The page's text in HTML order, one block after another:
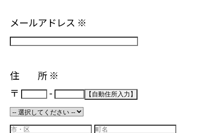
メールアドレス ※
住 所 ※
〒
-